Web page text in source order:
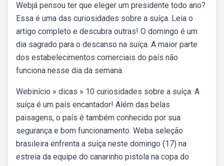
Webjá pensou ter que eleger um presidente todo ano?
Essa é uma das curiosidades sobre a suíça. Leia o
artigo completo e descubra outras! O domingo é um
dia sagrado para o descanso na suíça. A maior parte
dos estabelecimentos comerciais do país não
funciona nesse dia da semana.
Webinício » dicas » 10 curiosidades sobre a suíça. A
suíça é um país encantador! Além das belas
paisagens, o país é também conhecido por sua
segurança e bom funcionamento. Weba seleção
brasileira enfrenta a suíça neste domingo (17) na
estreia da equipe do canarinho pistola na copa do